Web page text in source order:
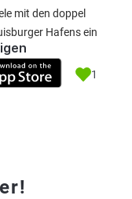
mit den doppel
Hafens ein
1